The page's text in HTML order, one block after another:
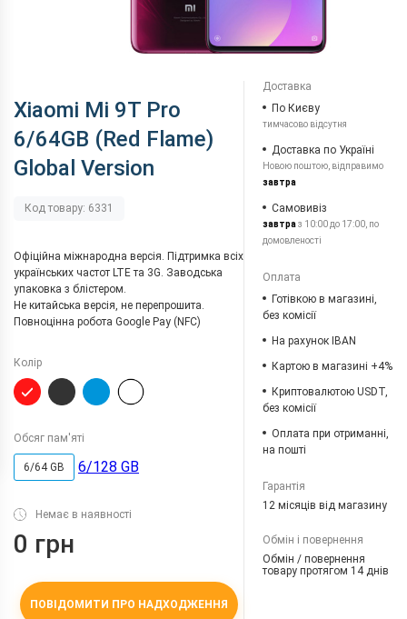
Xiaomi Mi 9T Pro
6/64GB (Red Flame)
Global Version
Код товару: 6331
Офіційна міжнародна версія. Підтримка всіх
українських частот LTE та 3G. Заводська
упаковка з блістером.
Не китайська версія, не перепрошита.
Повноцінна робота Google Pay (NFC)
Колір
Обсяг пам'яті
6/64 GB 6/128 GB
Немає в наявності
0 грн
ПОВІДОМИТИ ПРО НАДХОДЖЕННЯ
Доставка
По Києву
тимчасово відсутня
Доставка по Україні
Новою поштою, відправимо
завтра
Самовивіз
завтраз 10:00 до 17:00, по
домовленості
Оплата
Готівкою в магазині,
без комісії
На рахунок IBAN
Картою в магазині +4%
Криптовалютою USDT,
без комісії
Оплата при отриманні,
на пошті
Гарантія
12 місяців від магазину
Обмін і повернення
Обмін / повернення
товару протягом 14 днів